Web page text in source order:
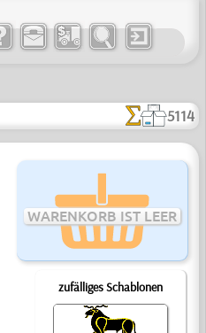
5114
WARENKORB IST LEER
zufälliges Schablonen